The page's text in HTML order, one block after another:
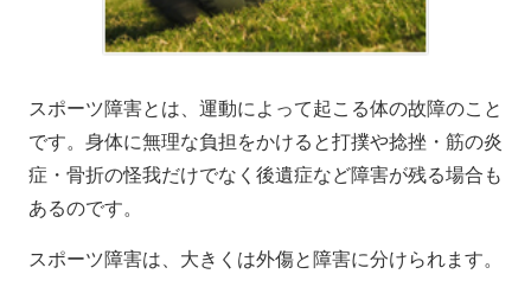
スポーツ障害とは、運動によって起こる体の故障のこと
です。身体に無理な負担をかけると打撲や捻挫・筋の炎
症・骨折の怪我だけでなく後遺症など障害が残る場合も
あるのです。
スポーツ障害は、大きくは外傷と障害に分けられます。